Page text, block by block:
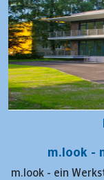
m.look -
m.look - ein